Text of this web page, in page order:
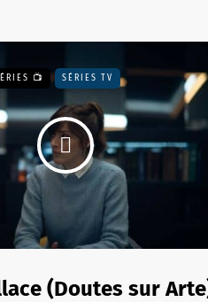
📺 SÉRIES TV
(Doutes sur